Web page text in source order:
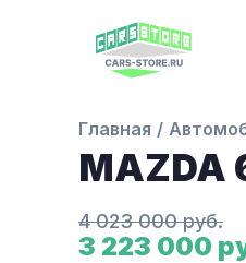
Главная
MAZDA
4 023 000 руб.
3 223 000